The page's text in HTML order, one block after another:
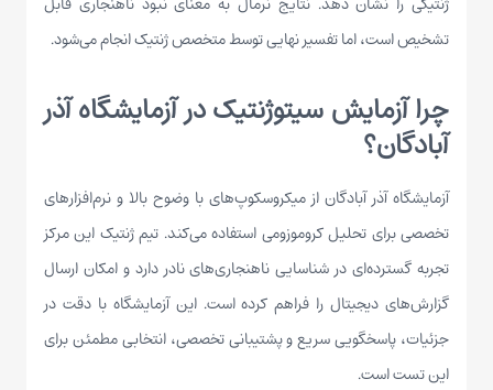
تشخیص است، اما تفسیر نهایی توسط متخصص ژنتیک انجام می‌شود.
چرا آزمایش سیتوژنتیک در آزمایشگاه آذر
آبادگان؟
آزمایشگاه آذر آبادگان از میکروسکوپ‌های با وضوح بالا و نرم‌افزارهای
تخصصی برای تحلیل کروموزومی استفاده می‌کند. تیم ژنتیک این مرکز
تجربه گسترده‌ای در شناسایی ناهنجاری‌های نادر دارد و امکان ارسال
گزارش‌های دیجیتال را فراهم کرده است. این آزمایشگاه با دقت در
جزئیات، پاسخگویی سریع و پشتیبانی تخصصی، انتخابی مطمئن برای
این تست است.